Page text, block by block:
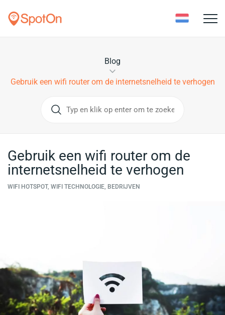
Toggle
Blog
Gebruik een wifi router om de internetsnelheid te verhogen
Gebruik een wifi router om de
internetsnelheid te verhogen
WIFI HOTSPOT, WIFI TECHNOLOGIE, BEDRIJVEN